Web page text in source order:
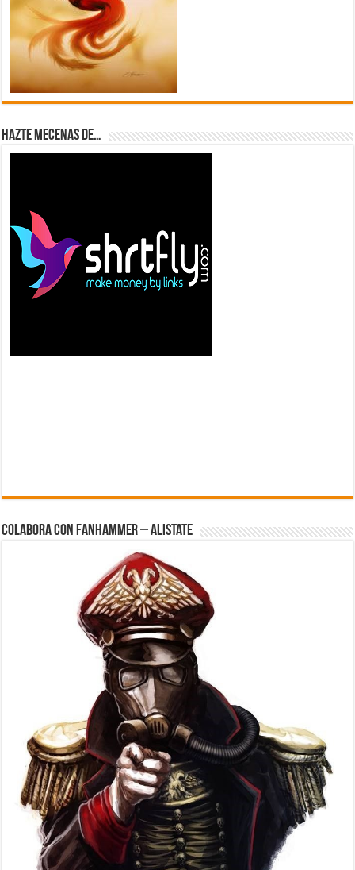
Hazte Mecenas de…
Colabora con FanHammer – Alistate